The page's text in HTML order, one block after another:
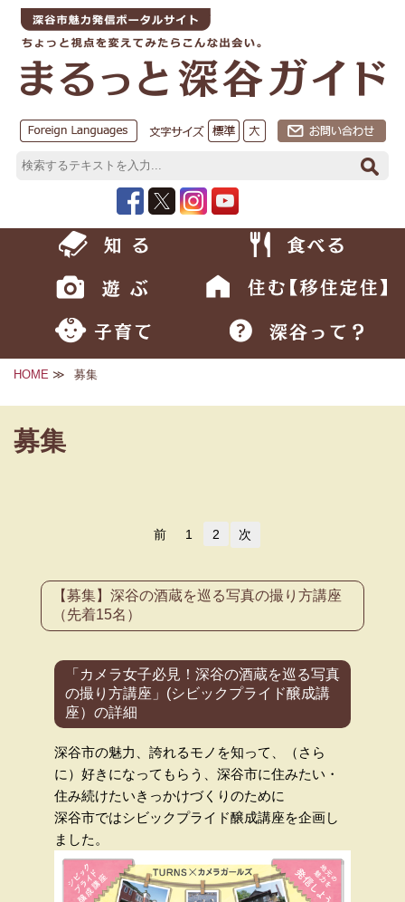
HOME ≫ 募集
募集
前 1 2 次
【募集】深谷の酒蔵を巡る写真の撮り方講座
（先着15名）
「カメラ女子必見！深谷の酒蔵を巡る写真
の撮り方講座」(シビックプライド醸成講
座）の詳細
深谷市の魅力、誇れるモノを知って、（さら
に）好きになってもらう、深谷市に住みたい・
住み続けたいきっかけづくりのために
深谷市ではシビックプライド醸成講座を企画し
ました。